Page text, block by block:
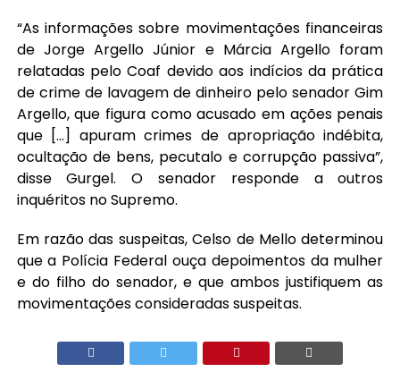
“As informações sobre movimentações financeiras
de Jorge Argello Júnior e Márcia Argello foram
relatadas pelo Coaf devido aos indícios da prática
de crime de lavagem de dinheiro pelo senador Gim
Argello, que figura como acusado em ações penais
que […] apuram crimes de apropriação indébita,
ocultação de bens, pecutalo e corrupção passiva”,
disse Gurgel. O senador responde a outros
inquéritos no Supremo.
Em razão das suspeitas, Celso de Mello determinou
que a Polícia Federal ouça depoimentos da mulher
e do filho do senador, e que ambos justifiquem as
movimentações consideradas suspeitas.